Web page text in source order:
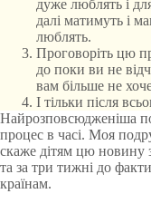
дуже люблять і
далі матимуть і
люблять.
Проговоріть цю
до поки ви не
вам більше не
І тільки після
Найрозповсюдженіша
процес в часі. Моя
скаже дітям цю новину
та за три тижні до
країнам.